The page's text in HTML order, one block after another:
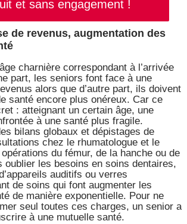
et sans engagement !
de revenus, augmentation des
charnière correspondant à l’arrivée
part, les seniors font face à une
alors que d’autre part, ils doivent
santé encore plus onéreux. Car ce
: atteignant un certain âge, une
à une santé plus fragile.
bilans globaux et dépistages de
chez le rhumatologue et le
du fémur, de la hanche ou de
oublier les besoins en soins dentaires,
auditifs ou verres
de soins qui font augmenter les
de manière exponentielle. Pour ne
seul toutes ces charges, un senior a
à une mutuelle santé.